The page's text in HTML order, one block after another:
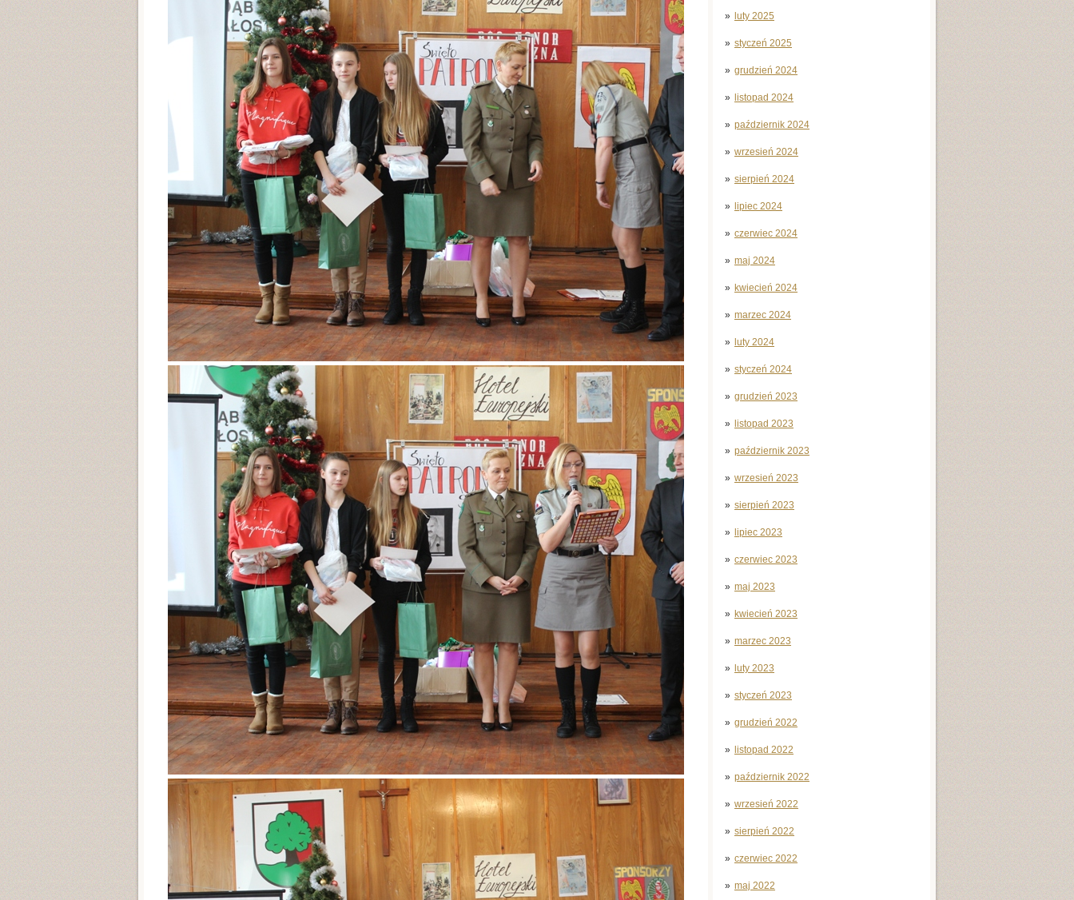
luty 2025
styczeń 2025
grudzień 2024
listopad 2024
październik 2024
wrzesień 2024
sierpień 2024
lipiec 2024
czerwiec 2024
maj 2024
kwiecień 2024
marzec 2024
luty 2024
styczeń 2024
grudzień 2023
listopad 2023
październik 2023
wrzesień 2023
sierpień 2023
lipiec 2023
czerwiec 2023
maj 2023
kwiecień 2023
marzec 2023
luty 2023
styczeń 2023
grudzień 2022
listopad 2022
październik 2022
wrzesień 2022
sierpień 2022
czerwiec 2022
maj 2022